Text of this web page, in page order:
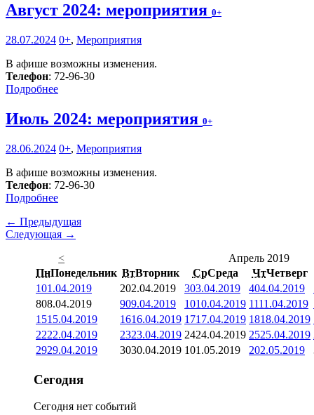
Август 2024: мероприятия 0+
28.07.2024 0+, Мероприятия
В афише возможны изменения.
Телефон: 72-96-30
Подробнее
Июль 2024: мероприятия 0+
28.06.2024 0+, Мероприятия
В афише возможны изменения.
Телефон: 72-96-30
Подробнее
← Предыдущая
Следующая →
<
Апрель 2019
ПнПонедельник ВтВторник СрСреда ЧтЧетверг
101.04.2019 202.04.2019 303.04.2019 404.04.2019
808.04.2019 909.04.2019 1010.04.2019 1111.04.2019
1515.04.2019 1616.04.2019 1717.04.2019 1818.04.2019
2222.04.2019 2323.04.2019 2424.04.2019 2525.04.2019
2929.04.2019 3030.04.2019 101.05.2019 202.05.2019
Сегодня
Сегодня нет событий